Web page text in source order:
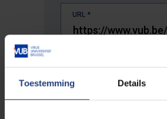
Toestemming Details
URL *
The full URL of the page where